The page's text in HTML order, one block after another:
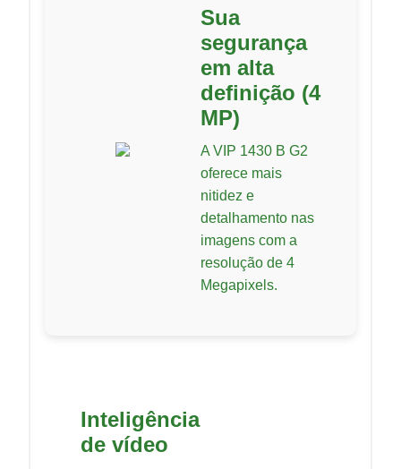
Sua
segurança
em alta
definição (4
MP)
A VIP 1430 B G2
oferece mais
nitidez e
detalhamento nas
imagens com a
resolução de 4
Megapixels.
Inteligência
de vídeo